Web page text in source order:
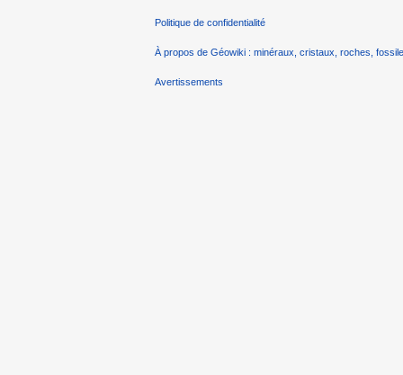
Politique de confidentialité
À propos de Géowiki : minéraux, cristaux, roches,
Avertissements